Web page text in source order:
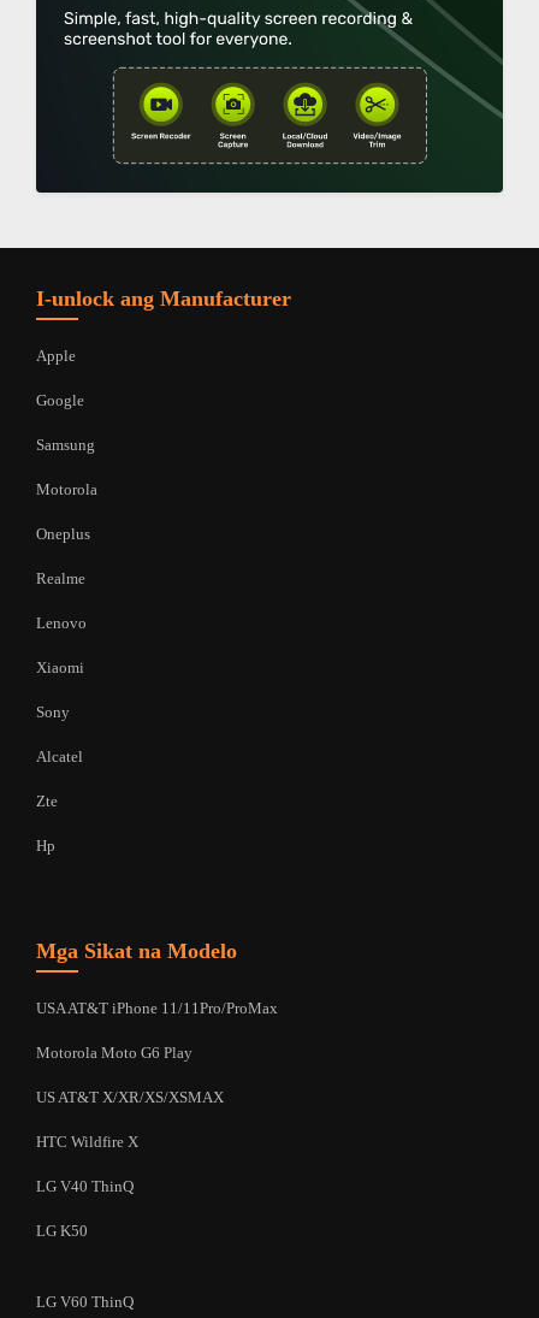
I-unlock ang Manufacturer
Apple
Google
Samsung
Motorola
Oneplus
Realme
Lenovo
Xiaomi
Sony
Alcatel
Zte
Hp
Mga Sikat na Modelo
USA AT&T iPhone 11/11Pro/ProMax
Motorola Moto G6 Play
US AT&T X/XR/XS/XSMAX
HTC Wildfire X
LG V40 ThinQ
LG K50
LG V60 ThinQ